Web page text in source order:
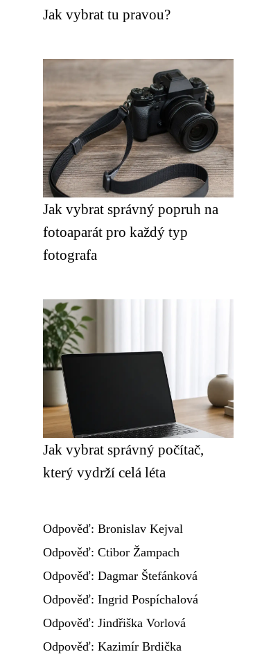
Jak vybrat tu pravou?
Jak vybrat správný popruh na
fotoaparát pro každý typ
fotografa
Jak vybrat správný počítač,
který vydrží celá léta
Odpověď: Bronislav Kejval
Odpověď: Ctibor Žampach
Odpověď: Dagmar Štefánková
Odpověď: Ingrid Pospíchalová
Odpověď: Jindřiška Vorlová
Odpověď: Kazimír Brdička